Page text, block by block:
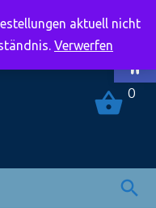
0
aktuell nicht
Verwerfen